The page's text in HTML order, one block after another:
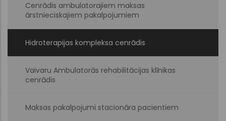
Cenrādis ambulatorajiem maksas
ārstnieciskajiem pakalpojumiem
Hidroterapijas kompleksa cenrādis
Vaivaru Ambulatorās rehabilitācijas klīnikas
cenrādis
Maksas pakalpojumi stacionāra pacientiem